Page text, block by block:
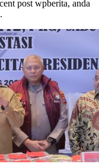
post wpberita, anda